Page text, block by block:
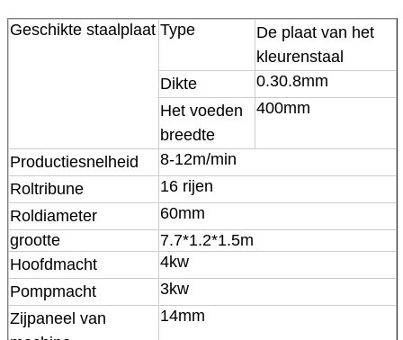
Geschikte staalplaat Type
De plaat van het
kleurenstaal
Dikte
0.30.8mm
Het voeden
breedte
400mm
Productiesnelheid
8-12m/min
Roltribune
16 rijen
Roldiameter
60mm
grootte
7.7*1.2*1.5m
Hoofdmacht
4kw
Pompmacht
3kw
Zijpaneel van
14mm